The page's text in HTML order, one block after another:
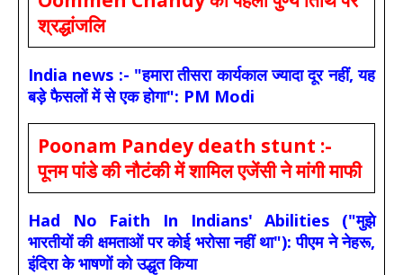
श्रद्धांजलि
India news :- "हमारा तीसरा कार्यकाल ज्यादा दूर नहीं, यह
बड़े फैसलों में से एक होगा": PM Modi
Poonam Pandey death stunt :-
पूनम पांडे की नौटंकी में शामिल एजेंसी ने मांगी माफी
Had No Faith In Indians' Abilities ("मुझे
भारतीयों की क्षमताओं पर कोई भरोसा नहीं था"): पीएम ने नेहरू,
इंदिरा के भाषणों को उद्धृत किया